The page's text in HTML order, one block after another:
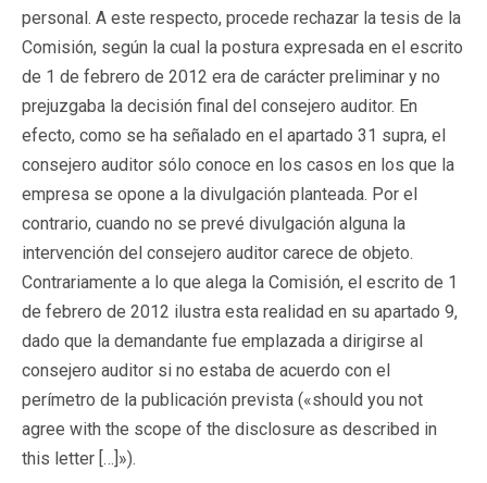
personal. A este respecto, procede rechazar la tesis de la
Comisión, según la cual la postura expresada en el escrito
de 1 de febrero de 2012 era de carácter preliminar y no
prejuzgaba la decisión final del consejero auditor. En
efecto, como se ha señalado en el apartado 31 supra, el
consejero auditor sólo conoce en los casos en los que la
empresa se opone a la divulgación planteada. Por el
contrario, cuando no se prevé divulgación alguna la
intervención del consejero auditor carece de objeto.
Contrariamente a lo que alega la Comisión, el escrito de 1
de febrero de 2012 ilustra esta realidad en su apartado 9,
dado que la demandante fue emplazada a dirigirse al
consejero auditor si no estaba de acuerdo con el
perímetro de la publicación prevista («should you not
agree with the scope of the disclosure as described in
this letter […]»).